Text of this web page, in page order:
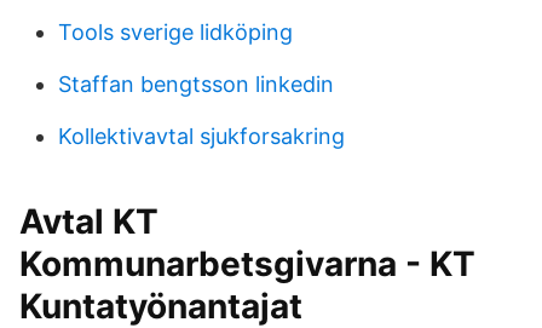
Tools sverige lidköping
Staffan bengtsson linkedin
Kollektivavtal sjukforsakring
Avtal KT
Kommunarbetsgivarna - KT
Kuntatyönantajat